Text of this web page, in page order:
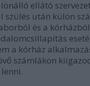
ellátó
szülés után külön
és a
a kórház
számlákon